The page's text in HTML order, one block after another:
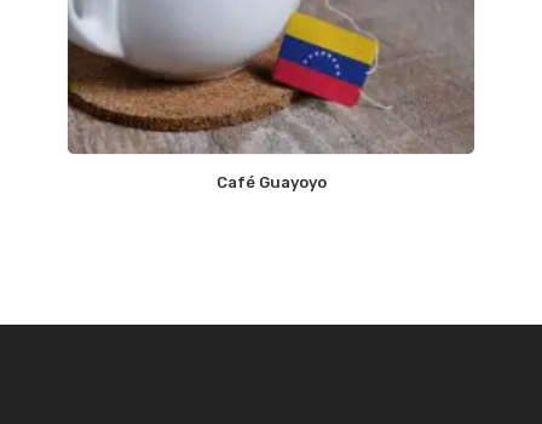
Café Guayoyo